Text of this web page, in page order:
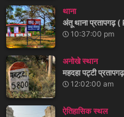
थाना
अंतू थाना
10:37:00 pm
अनोखे स्थान
महदहा पट्टी
12:02:00 am
ऐतिहासिक स्थल